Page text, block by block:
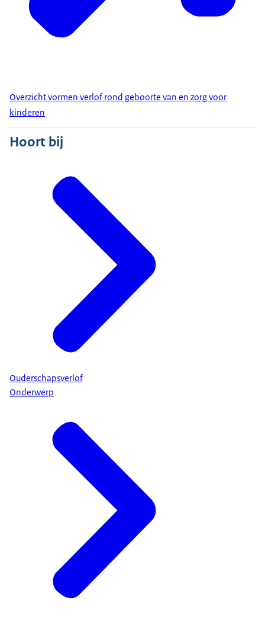
Overzicht vormen verlof rond geboorte van en zorg voor
kinderen
Hoort bij
Ouderschapsverlof
Onderwerp